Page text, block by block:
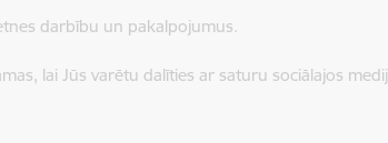
darbību un pakalpojumus.
lai Jūs varētu dalīties ar saturu sociālajos